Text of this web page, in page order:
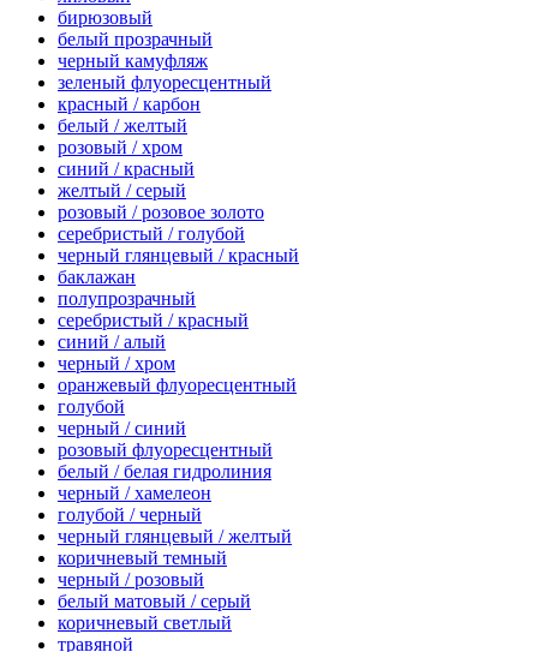
бирюзовый
белый прозрачный
черный камуфляж
зеленый флуоресцентный
красный / карбон
белый / желтый
розовый / хром
синий / красный
желтый / серый
розовый / розовое золото
серебристый / голубой
черный глянцевый / красный
баклажан
полупрозрачный
серебристый / красный
синий / алый
черный / хром
оранжевый флуоресцентный
голубой
черный / синий
розовый флуоресцентный
белый / белая гидролиния
черный / хамелеон
голубой / черный
черный глянцевый / желтый
коричневый темный
черный / розовый
белый матовый / серый
коричневый светлый
травяной